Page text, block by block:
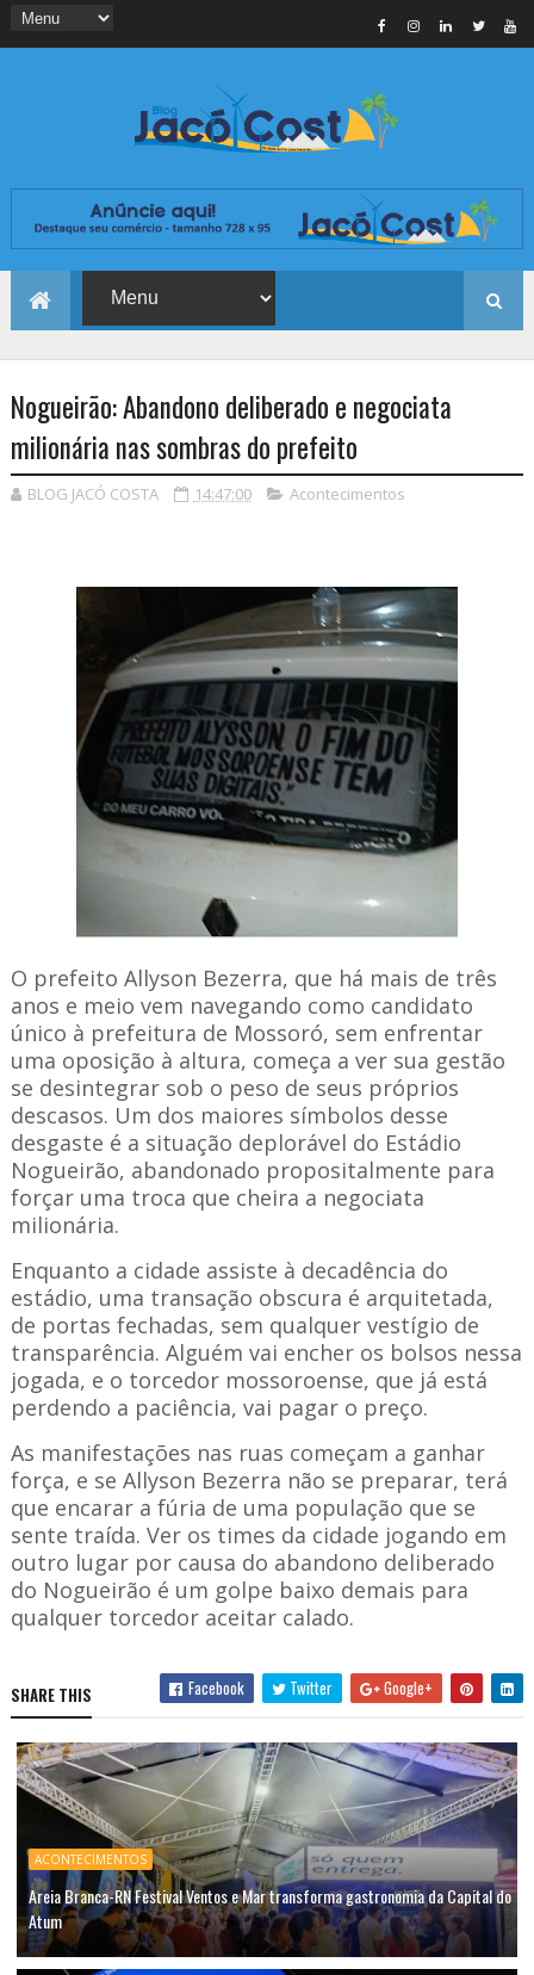
Nogueirão: Abandono deliberado e negociata
milionária nas sombras do prefeito
BLOG JACÓ COSTA 14:47:00 Acontecimentos
O prefeito Allyson Bezerra, que há mais de três
anos e meio vem navegando como candidato
único à prefeitura de Mossoró, sem enfrentar
uma oposição à altura, começa a ver sua gestão
se desintegrar sob o peso de seus próprios
descasos. Um dos maiores símbolos desse
desgaste é a situação deplorável do Estádio
Nogueirão, abandonado propositalmente para
forçar uma troca que cheira a negociata
milionária.
Enquanto a cidade assiste à decadência do
estádio, uma transação obscura é arquitetada,
de portas fechadas, sem qualquer vestígio de
transparência. Alguém vai encher os bolsos nessa
jogada, e o torcedor mossoroense, que já está
perdendo a paciência, vai pagar o preço.
As manifestações nas ruas começam a ganhar
força, e se Allyson Bezerra não se preparar, terá
que encarar a fúria de uma população que se
sente traída. Ver os times da cidade jogando em
outro lugar por causa do abandono deliberado
do Nogueirão é um golpe baixo demais para
qualquer torcedor aceitar calado.
SHARE THIS Facebook Twitter Google+
ACONTECIMENTOS
Areia Branca-RN Festival Ventos e Mar transforma gastronomia da Capital do
Atum